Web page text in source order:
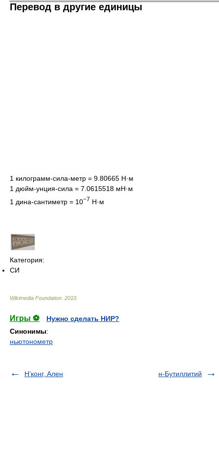
Перевод в другие единицы
1 килограмм-сила-метр = 9.80665 Н·м
1 дюйм-унция-сила = 7.0615518 мН·м
1 дина-сантиметр = 10−7 Н·м
Категория:
СИ
Wikimedia Foundation 2010
Игры ⚽
Нужно сделать НИР?
Синонимы:
ньютонометр
Н’конг, Ален н-Бутиллитий